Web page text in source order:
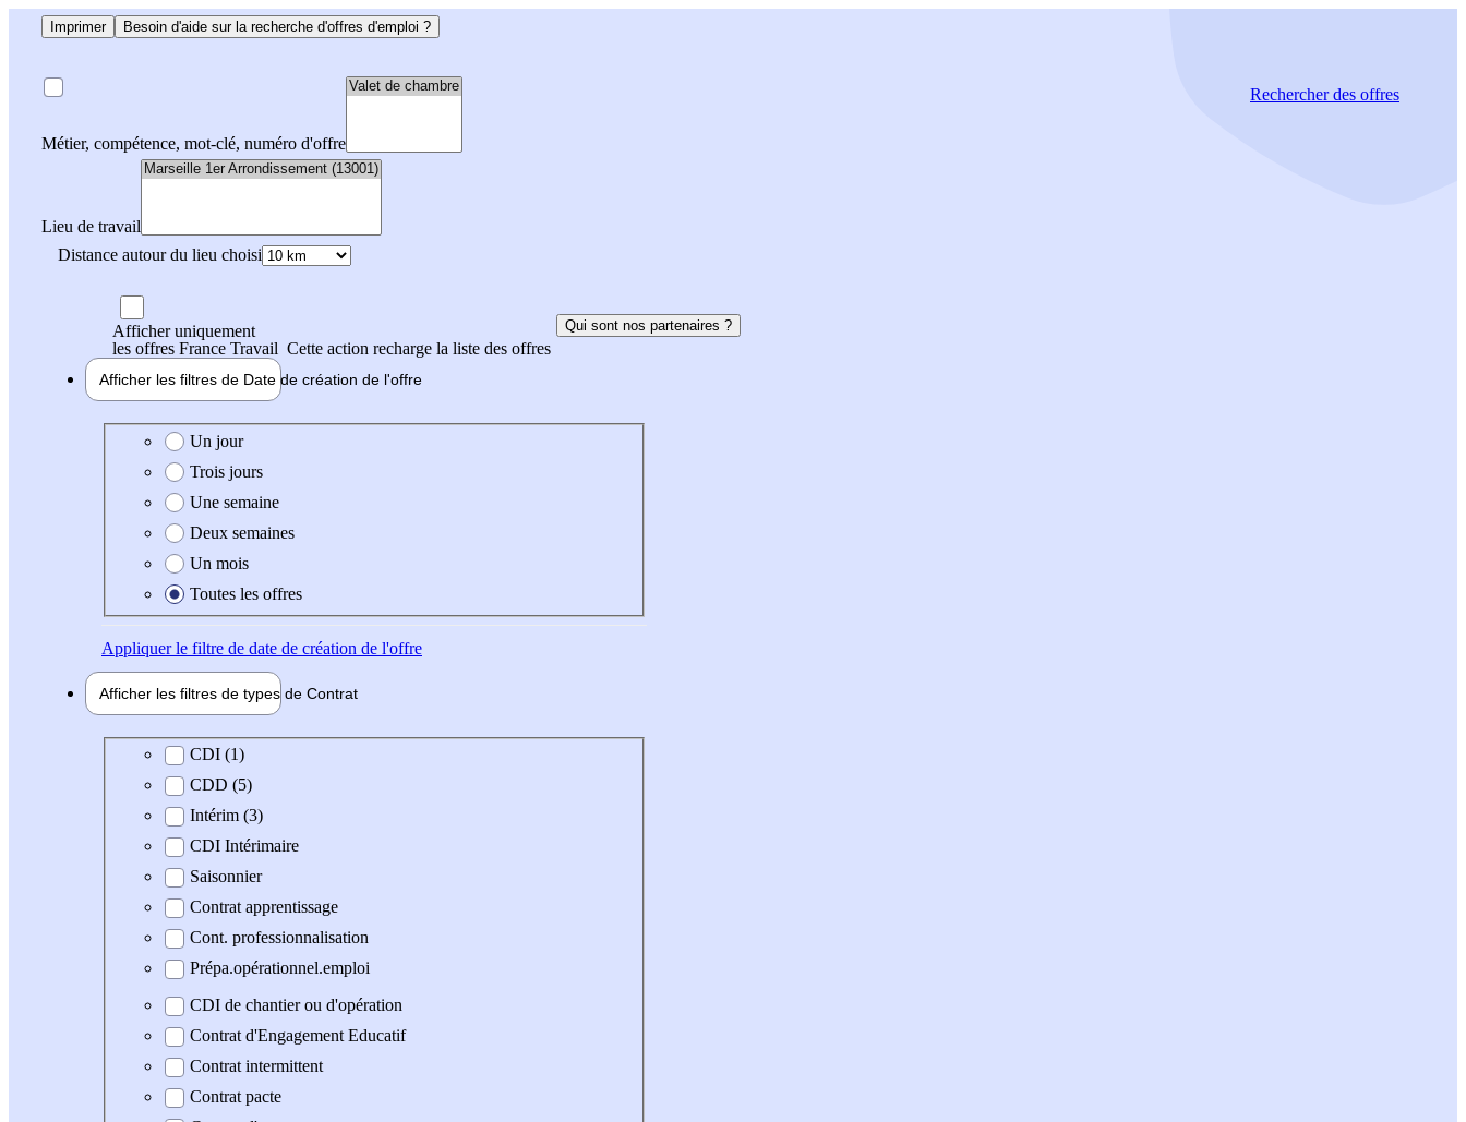
Imprimer Besoin d'aide sur la recherche d'offres d'emploi ?
Métier, compétence, mot-clé, numéro d'offre
Lieu de travail
Distance autour du lieu choisi
Rechercherdes offres
Afficher uniquement
les offres France Travail Cette action recharge la liste des offres
Qui sont nos partenaires ?
Afficher les filtres de Date de création de l'offre
Date de création de l'offre
Un jour
Trois jours
Une semaine
Deux semaines
Un mois
Toutes les offres
Appliquerle filtre de date de création de l'offre
Afficher les filtres de types de Contrat
Type de contrat
CDI (1)
CDD (5)
Intérim (3)
CDI Intérimaire
Saisonnier
Contrat apprentissage
Cont. professionnalisation
Prépa.opérationnel.emploi
CDI de chantier ou d'opération
Contrat d'Engagement Educatif
Contrat intermittent
Contrat pacte